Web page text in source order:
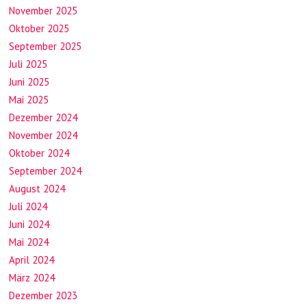
November 2025
Oktober 2025
September 2025
Juli 2025
Juni 2025
Mai 2025
Dezember 2024
November 2024
Oktober 2024
September 2024
August 2024
Juli 2024
Juni 2024
Mai 2024
April 2024
März 2024
Dezember 2023